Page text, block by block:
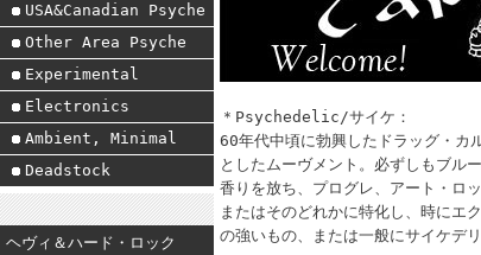
USA&Canadian Psyche
Other Area Psyche
Experimental
Electronics
Ambient, Minimal
Deadstock
ヘヴィ＆ハード・ロック
＊Psychedelic/サイケ：
60年代中頃に勃興したドラッグ・カ
としたムーヴメント。必ずしもブル
香りを放ち、プログレ、アート・ロ
またはそのどれかに特化し、時にエ
の強いもの、または一般にサイケデ